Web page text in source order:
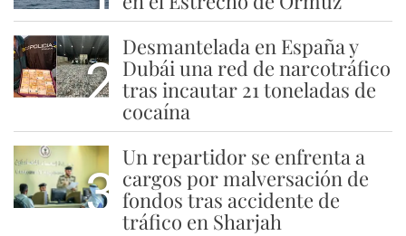
2
Desmantelada en España y
Dubái una red de narcotráfico
tras incautar 21 toneladas de
cocaína
3
Un repartidor se enfrenta a
cargos por malversación de
fondos tras accidente de
tráfico en Sharjah